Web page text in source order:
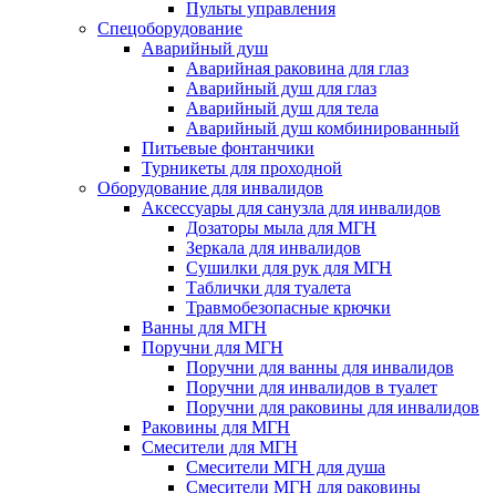
Пульты управления
Спецоборудование
Аварийный душ
Аварийная раковина для глаз
Аварийный душ для глаз
Аварийный душ для тела
Аварийный душ комбинированный
Питьевые фонтанчики
Турникеты для проходной
Оборудование для инвалидов
Аксессуары для санузла для инвалидов
Дозаторы мыла для МГН
Зеркала для инвалидов
Сушилки для рук для МГН
Таблички для туалета
Травмобезопасные крючки
Ванны для МГН
Поручни для МГН
Поручни для ванны для инвалидов
Поручни для инвалидов в туалет
Поручни для раковины для инвалидов
Раковины для МГН
Смесители для МГН
Смесители МГН для душа
Смесители МГН для раковины